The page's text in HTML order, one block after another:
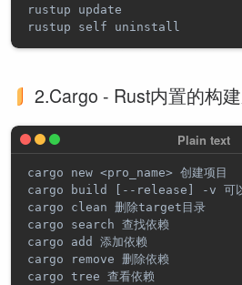
rustup update
2.Cargo - Rust内置的构
cargo new <pro_name> 创建项目
cargo build [--release] -v 可以
cargo clean 删除target目录
cargo search 查找依赖
cargo add 添加依赖
cargo remove 删除依赖
cargo tree 查看依赖